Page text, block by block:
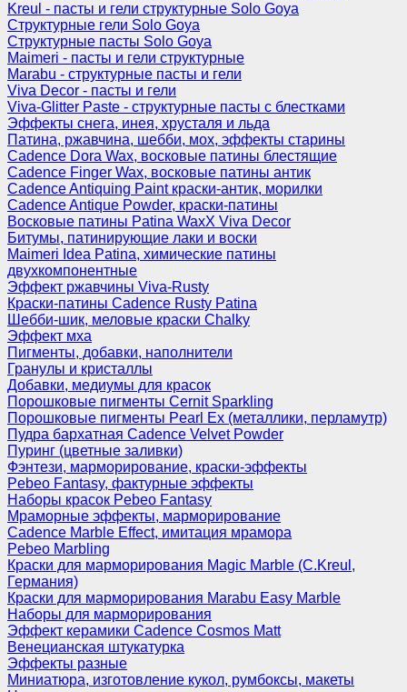
Kreul - пасты и гели структурные Solo Goya
Структурные гели Solo Goya
Структурные пасты Solo Goya
Maimeri - пасты и гели структурные
Marabu - структурные пасты и гели
Viva Decor - пасты и гели
Viva-Glitter Paste - структурные пасты с блестками
Эффекты снега, инея, хрусталя и льда
Патина, ржавчина, шебби, мох, эффекты старины
Cadence Dora Wax, восковые патины блестящие
Cadence Finger Wax, восковые патины антик
Сadence Antiquing Paint краски-антик, морилки
Cadence Antique Powder, краски-патины
Восковые патины Patina WaxX Viva Decor
Битумы, патинирующие лаки и воски
Maimeri Idea Patina, химические патины
двухкомпонентные
Эффект ржавчины Viva-Rusty
Краски-патины Cadence Rusty Patina
Шебби-шик, меловые краски Chalky
Эффект мха
Пигменты, добавки, наполнители
Гранулы и кристаллы
Добавки, медиумы для красок
Порошковые пигменты Cernit Sparkling
Порошковые пигменты Pearl Ex (металлики, перламутр)
Пудра бархатная Cadence Velvet Powder
Пуринг (цветные заливки)
Фэнтези, марморирование, краски-эффекты
Pebeo Fantasy, фактурные эффекты
Наборы красок Pebeo Fantasy
Мраморные эффекты, марморирование
Cadence Marble Effect, имитация мрамора
Pebeo Marbling
Краски для марморирования Magic Marble (C.Kreul,
Германия)
Краски для марморирования Marabu Easy Marble
Наборы для марморирования
Эффект керамики Cadence Cosmos Matt
Венецианская штукатурка
Эффекты разные
Миниатюра, изготовление кукол, румбоксы, макеты